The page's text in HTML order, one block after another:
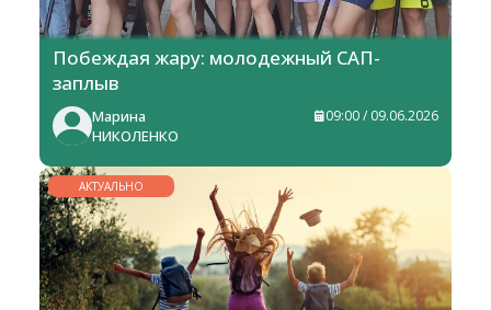
Побеждая жару: молодежный САП-
заплыв
Марина
НИКОЛЕНКО
09:00 / 09.06.2026
АКТУАЛЬНО